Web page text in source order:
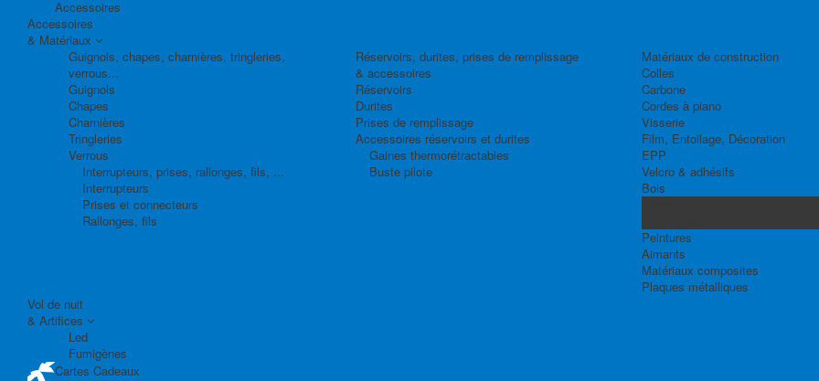
Accessoires
Accessoires
& Matériaux
Guignols, chapes, charnières, tringleries,
verrous...
Guignols
Chapes
Charnières
Tringleries
Verrous
Interrupteurs, prises, rallonges, fils, ...
Interrupteurs
Prises et connecteurs
Rallonges, fils
Réservoirs, durites, prises de remplissage
& accessoires
Réservoirs
Durites
Prises de remplissage
Accessoires réservoirs et durites
Gaines thermorétractables
Buste pilote
Matériaux de construction
Colles
Carbone
Cordes à piano
Visserie
Film, Entoilage, Décoration
EPP
Velcro & adhésifs
Bois
Peintures
Aimants
Matériaux composites
Plaques métalliques
Vol de nuit
& Artifices
Led
Fumigènes
Cartes Cadeaux